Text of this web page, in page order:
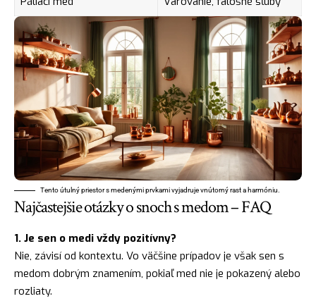
Tento útulný priestor s medenými prvkami vyjadruje vnútorný rast a harmóniu.
Najčastejšie otázky o snoch s medom – FAQ
1. Je sen o medi vždy pozitívny?
Nie, závisí od kontextu. Vo väčšine prípadov je však sen s
medom dobrým znamením, pokiaľ med nie je pokazený alebo
rozliaty.